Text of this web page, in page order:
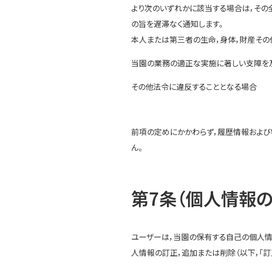
より次のいずれかに該当する場合は，そ
の旨を遅滞なく通知します。
本人または第三者の生命，身体，財産そ
当園の業務の適正な実施に著しい支障
その他法令に違反することとなる場合
前項の定めにかかわらず，履歴情報およ
ん。
第7条（個人情報
ユーザーは，当園の保有する自己の個人
人情報の訂正，追加または削除（以下，「